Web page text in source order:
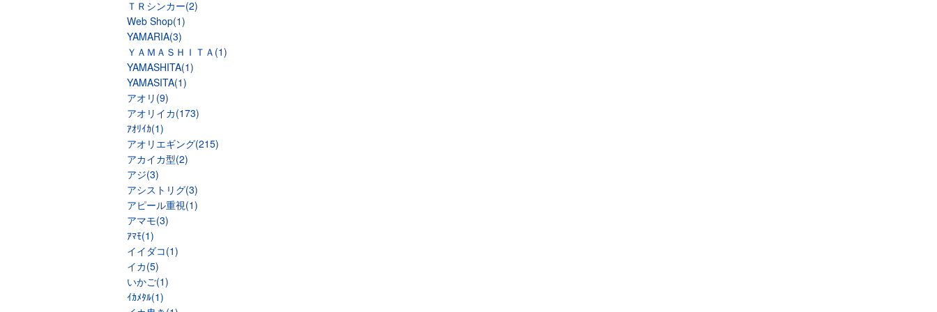
ＴＲシンカー(2)
Web Shop(1)
YAMARIA(3)
ＹＡＭＡＳＨＩＴＡ(1)
YAMASHITA(1)
YAMASITA(1)
アオリ(9)
アオリイカ(173)
ｱｵﾘｲｶ(1)
アオリエギング(215)
アカイカ型(2)
アジ(3)
アシストリグ(3)
アピール重視(1)
アマモ(3)
ｱﾏﾓ(1)
イイダコ(1)
イカ(5)
いかご(1)
ｲｶﾒﾀﾙ(1)